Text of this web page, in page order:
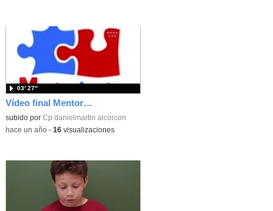
Vídeo final Mentor actúa
subido por Cp danielmartin alcorcon
03′ 27″
-hace un año- 16visualizaciones